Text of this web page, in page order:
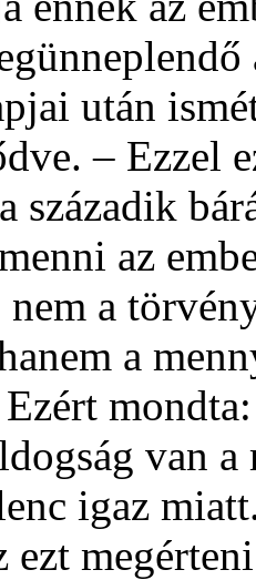
után
– Ezzel
századik
az
nem a
a
van
igaz
ezt